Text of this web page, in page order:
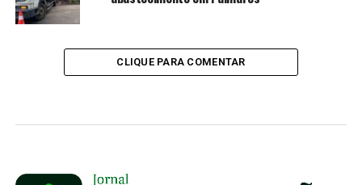
CLIQUE PARA COMENTAR